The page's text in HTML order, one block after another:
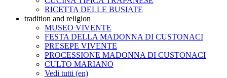
RICETTA DELLE BUSIATE
tradition and religion
MUSEO VIVENTE
FESTA DELLA MADONNA DI CUSTONACI
PRESEPE VIVENTE
PROCESSIONE MADONNA DI CUSTONACI
CULTO MARIANO
Vedi tutti (en)